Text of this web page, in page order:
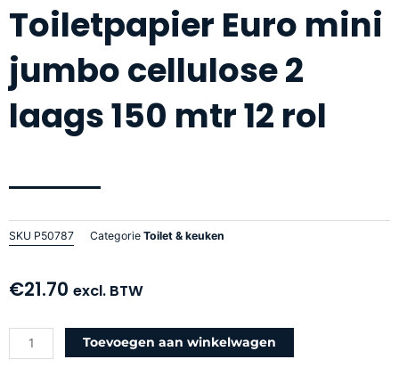
Toiletpapier Euro mini
jumbo cellulose 2
laags 150 mtr 12 rol
SKU P50787 Categorie Toilet & keuken
€21.70 excl. BTW
Toiletpapier
Euro
Toevoegen aan winkelwagen